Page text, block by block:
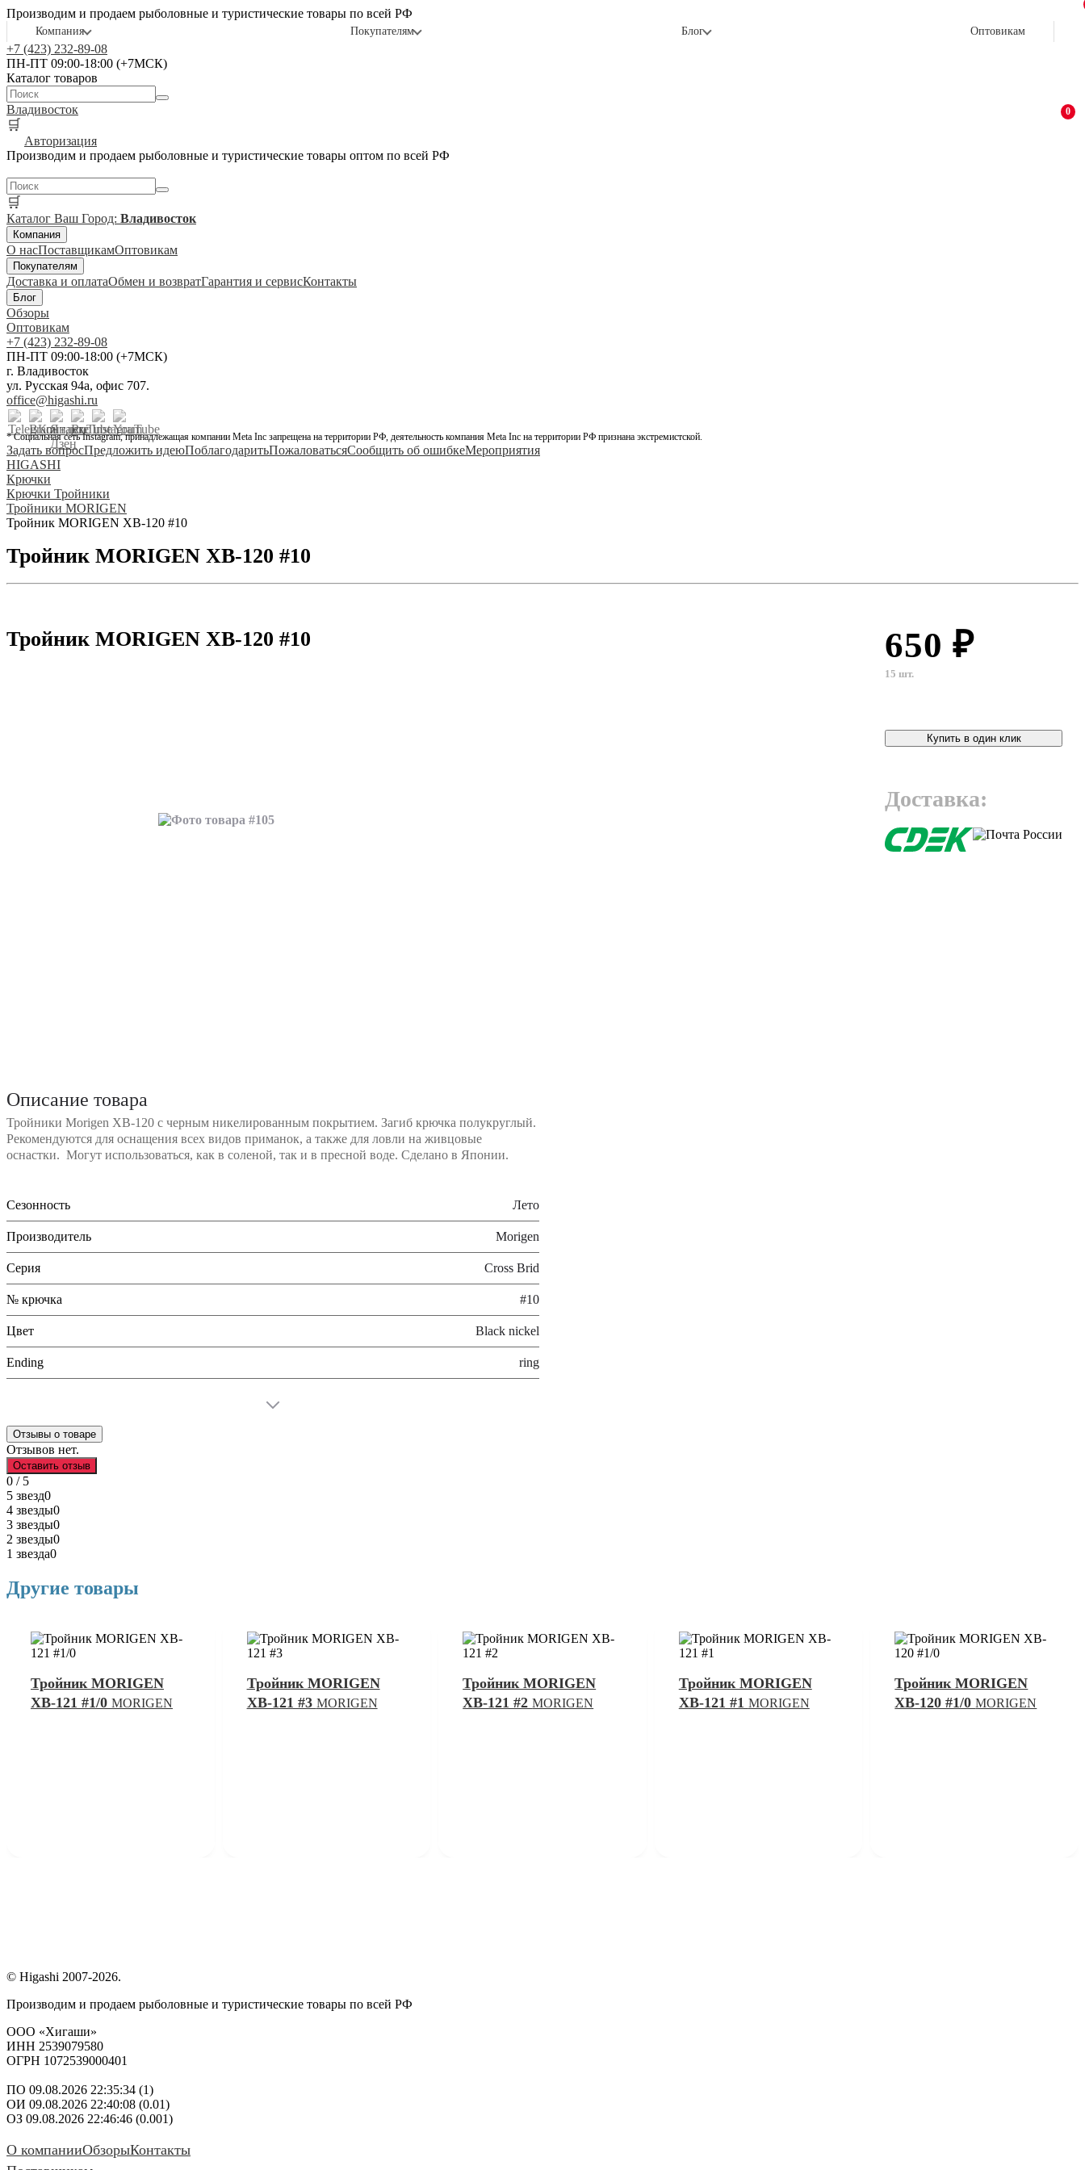
Производим и продаем рыболовные и туристические товары по всей РФ
Компания Покупателям Блог Оптовикам
+7 (423) 232-89-08
ПН-ПТ 09:00-18:00 (+7МСК)
Каталог товаров
Владивосток
🛒
0
Авторизация
Производим и продаем рыболовные и туристические товары оптом по всей РФ
🛒
Каталог Ваш Город: Владивосток
Компания
О насПоставщикамОптовикам
Покупателям
Доставка и оплатаОбмен и возвратГарантия и сервисКонтакты
Блог
Обзоры
Оптовикам
+7 (423) 232-89-08
ПН-ПТ 09:00-18:00 (+7МСК)
г. Владивосток
ул. Русская 94а, офис 707.
office@higashi.ru
* Социальная сеть Instagram, принадлежащая компании Meta Inc запрещена на территории РФ, деятельность компания Meta Inc на территории РФ признана экстремистской.
Задать вопросПредложить идеюПоблагодаритьПожаловатьсяСообщить об ошибкеМероприятия
HIGASHI
Крючки
Крючки Тройники
Тройники MORIGEN
Тройник MORIGEN XB-120 #10
Тройник MORIGEN XB-120 #10
Тройник MORIGEN XB-120 #10 650 ₽
15 шт.
Купить в один клик
Доставка:
Описание товара
Тройники Morigen XB-120 с черным никелированным покрытием. Загиб крючка полукруглый.
Рекомендуются для оснащения всех видов приманок, а также для ловли на живцовые
оснастки. Могут использоваться, как в соленой, так и в пресной воде. Сделано в Японии.
Сезонность Лето
Производитель Morigen
Серия Cross Brid
№ крючка #10
Цвет Black nickel
Ending ring
Отзывы о товаре
Отзывов нет.
Оставить отзыв
0 / 5
5 звезд0
4 звезды0
3 звезды0
2 звезды0
1 звезда0
Другие товары
Тройник MORIGEN
XB-121 #1/0 MORIGEN
Тройник MORIGEN
XB-121 #3 MORIGEN
Тройник MORIGEN
XB-121 #2MORIGEN
Тройник MORIGEN
XB-121 #1 MORIGEN
Тройник MORIGEN
XB-120 #1/0MORIGEN
© Higashi 2007-2026.
Производим и продаем рыболовные и туристические товары по всей РФ
ООО «Хигаши»
ИНН 2539079580
ОГРН 1072539000401
ПО 09.08.2026 22:35:34 (1)
ОИ 09.08.2026 22:40:08 (0.01)
ОЗ 09.08.2026 22:46:46 (0.001)
О компанииОбзорыКонтакты